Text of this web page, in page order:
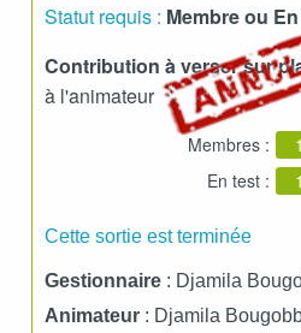
Statut requis : Membre ou
Contribution à verser sur
à l'animateur
Membres :
En test :
Cette sortie est terminée
Gestionnaire : Djamila
Animateur : Djamila